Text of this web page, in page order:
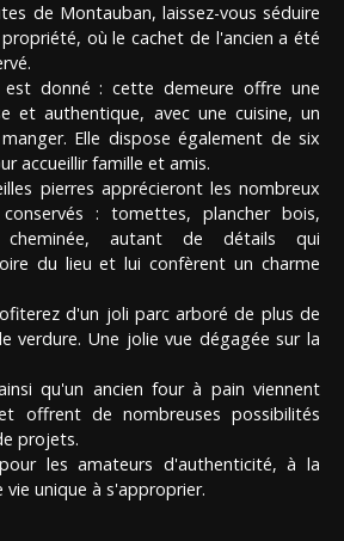
de Montauban, laissez-vous séduire
où le cachet de l'ancien a été
donné : cette demeure offre une
et authentique, avec une cuisine, un
Elle dispose également de six
accueillir famille et amis.
pierres apprécieront les nombreux
: tomettes, plancher bois,
cheminée, autant de détails qui
du lieu et lui confèrent un charme
d'un joli parc arboré de plus de
verdure. Une jolie vue dégagée sur la
qu'un ancien four à pain viennent
offrent de nombreuses possibilités
projets.
les amateurs d'authenticité, à la
vie unique à s'approprier.